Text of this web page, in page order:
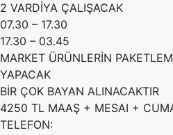
2 VARDİYA ÇALIŞACAK
07.30 – 17.30
17.30 – 03.45
MARKET ÜRÜNLERİN
YAPACAK
BİR ÇOK BAYAN ALINACAKTIR
4250 TL MAAŞ + MESAI +
TELEFON: